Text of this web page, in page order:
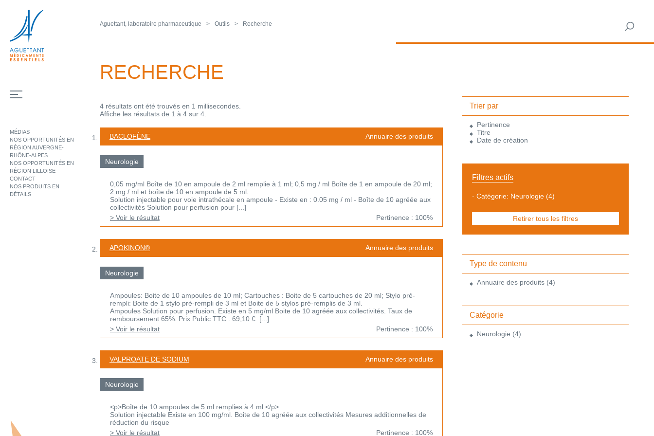
MÉDIAS
NOS OPPORTUNITÉS EN
RÉGION AUVERGNE-
RHÔNE-ALPES
NOS OPPORTUNITÉS EN
RÉGION LILLOISE
CONTACT
NOS PRODUITS EN
DÉTAILS
Aguettant, laboratoire pharmaceutique Outils Recherche
RECHERCHE
4 résultats ont été trouvés en 1 millisecondes.
Affiche les résultats de 1 à 4 sur 4.
BACLOFÈNE Annuaire des produits
Neurologie
0,05 mg/ml Boîte de 10 en ampoule de 2 ml remplie à 1 ml; 0,5 mg / ml Boîte de 1 en ampoule de 20 ml;
2 mg / ml et boîte de 10 en ampoule de 5 ml.
Solution injectable pour voie intrathécale en ampoule - Existe en : 0.05 mg / ml - Boîte de 10 agréée aux
collectivités Solution pour perfusion pour [...]
> Voir le résultat
Pertinence : 100%
APOKINON® Annuaire des produits
Neurologie
Ampoules: Boite de 10 ampoules de 10 ml; Cartouches : Boite de 5 cartouches de 20 ml; Stylo pré-
rempli: Boite de 1 stylo pré-rempli de 3 ml et Boite de 5 stylos pré-remplis de 3 ml.
Ampoules Solution pour perfusion. Existe en 5 mg/ml Boite de 10 agréée aux collectivités. Taux de
remboursement 65%. Prix Public TTC : 69,10 € [...]
> Voir le résultat
Pertinence : 100%
VALPROATE DE SODIUM Annuaire des produits
Neurologie
<p>Boîte de 10 ampoules de 5 ml remplies à 4 ml.</p>
Solution injectable Existe en 100 mg/ml. Boite de 10 agréée aux collectivités Mesures additionnelles de
réduction du risque
> Voir le résultat
Pertinence : 100%
Trier par
Pertinence
Titre
Date de création
Filtres actifs
- Catégorie: Neurologie (4)
Retirer tous les filtres
Type de contenu
Annuaire des produits (4)
Catégorie
Neurologie (4)